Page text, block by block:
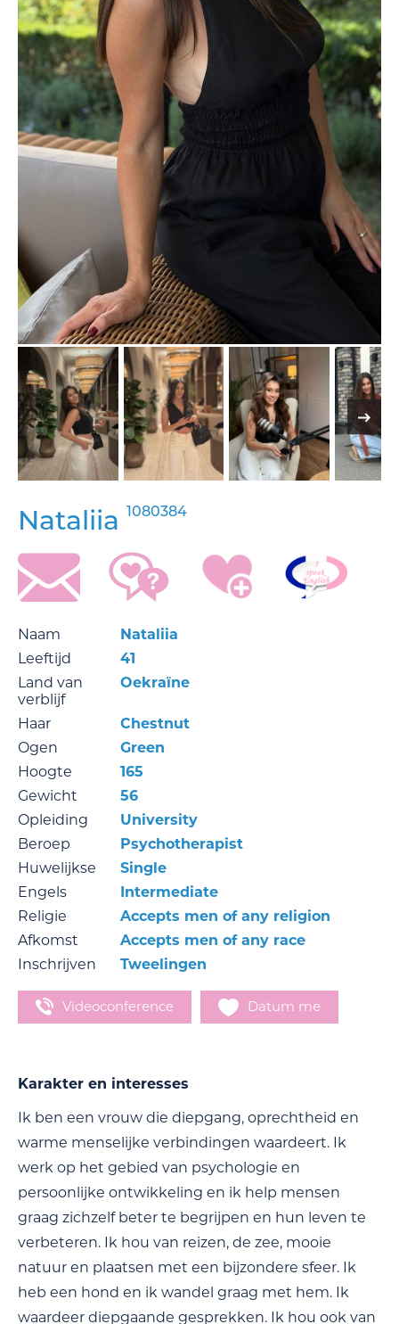
Nataliia 1080384
Naam
Nataliia
Leeftijd
41
Land van
verblijf
Oekraïne
Haar
Chestnut
Ogen
Green
Hoogte
165
Gewicht
56
Opleiding
University
Beroep
Psychotherapist
Huwelijkse
Single
Engels
Intermediate
Religie
Accepts men of any religion
Afkomst
Accepts men of any race
Inschrijven
Tweelingen
Videoconference Datum me
Karakter en interesses
Ik ben een vrouw die diepgang, oprechtheid en
warme menselijke verbindingen waardeert. Ik
werk op het gebied van psychologie en
persoonlijke ontwikkeling en ik help mensen
graag zichzelf beter te begrijpen en hun leven te
verbeteren. Ik hou van reizen, de zee, mooie
natuur en plaatsen met een bijzondere sfeer. Ik
heb een hond en ik wandel graag met hem. Ik
waardeer diepgaande gesprekken. Ik hou ook van